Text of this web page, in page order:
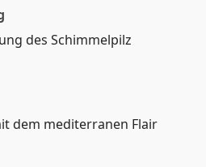
des Schimmelpilz
dem mediterranen Flair